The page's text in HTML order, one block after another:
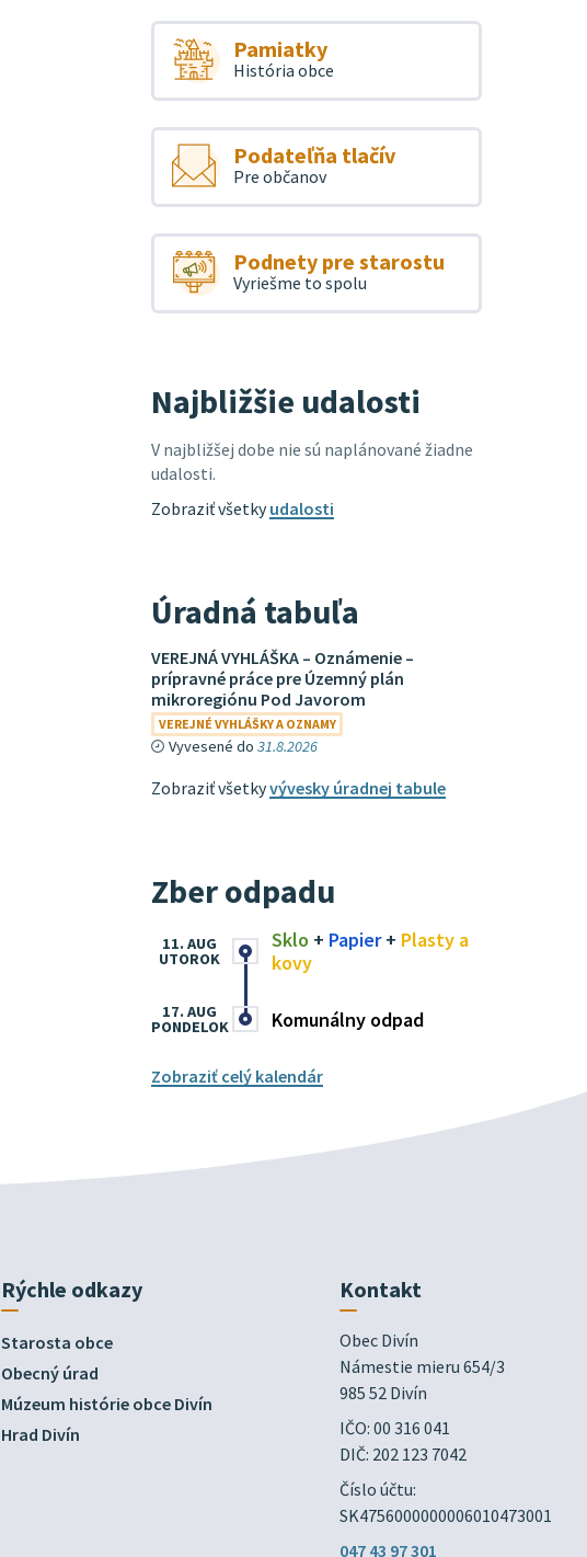
Pamiatky
História obce
Podateľňa tlačív
Pre občanov
Podnety pre starostu
Vyriešme to spolu
Najbližšie udalosti
V najbližšej dobe nie sú naplánované žiadne
udalosti.
Zobraziť všetkyudalosti
Úradná tabuľa
VEREJNÁ VYHLÁŠKA – Oznámenie –
prípravné práce pre Územný plán
mikroregiónu Pod Javorom
VEREJNÉ VYHLÁŠKY A OZNAMY
Vyvesené do 31.8.2026
Zobraziť všetkyvývesky úradnej tabule
Zber odpadu
Sklo + Papier+ Plasty a
kovy
11. AUG
UTOROK
Komunálny odpad
17. AUG
PONDELOK
Zobraziť celý kalendár
Rýchle odkazy
Starosta obce
Obecný úrad
Múzeum histórie obce Divín
Hrad Divín
Kontakt
Obec Divín
Námestie mieru 654/3
985 52 Divín
IČO: 00 316 041
DIČ: 202 123 7042
Číslo účtu:
SK4756000000006010473001
047 43 97 301